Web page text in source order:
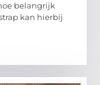
belangrijk
kan hierbij